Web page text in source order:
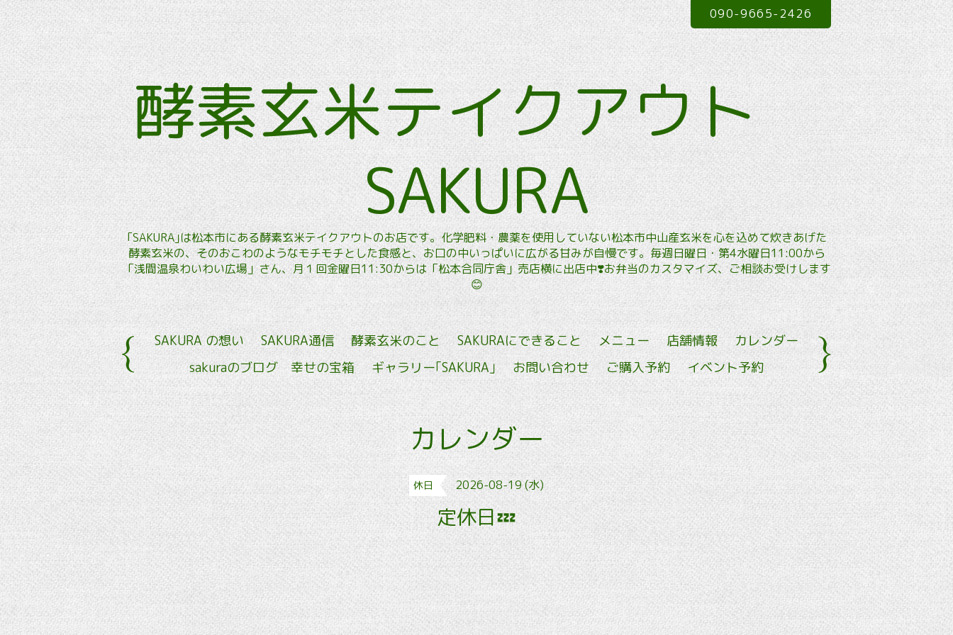
酵素玄米テイクアウト
SAKURA
｢SAKURA｣は松本市にある酵素玄米テイクアウトのお店です。化学肥料・農薬を使用していない松本市中山産玄米を心を込めて炊きあげた
酵素玄米の、そのおこわのようなモチモチとした食感と、お口の中いっぱいに広がる甘みが自慢です。毎週日曜日・第4水曜日11:00から
「浅間温泉わいわい広場」さん、月１回金曜日11:30からは「松本合同庁舎」売店横に出店中❣️お弁当のカスタマイズ、ご相談お受けします
😊
090-9665-2426
SAKURA の想い SAKURA通信 酵素玄米のこと SAKURAにできること メニュー 店舗情報
カレンダー
sakuraのブログ 幸せの宝箱
ギャラリー｢SAKURA｣ お問い合わせ ご購入予約 イベント予約
カレンダー
休日 2026-08-19 (水)
定休日💤